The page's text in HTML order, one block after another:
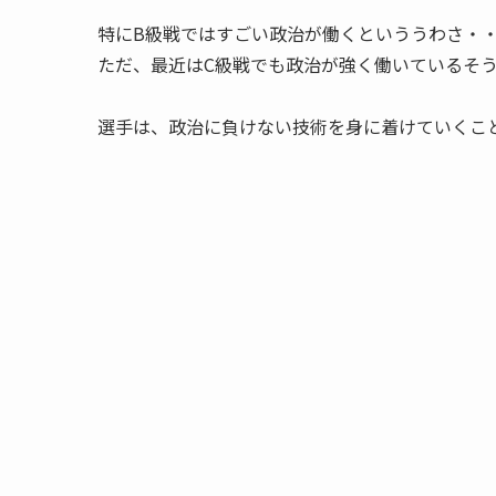
特にB級戦ではすごい政治が働くといううわさ・・
ただ、最近はC級戦でも政治が強く働いているそう
選手は、政治に負けない技術を身に着けていくこ